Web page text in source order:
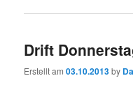
Drift
Erstellt am03.10.2013by